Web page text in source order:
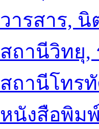
วารสาร, นิ
สถานีวิทยุ,
สถานีโทร
หนังสือพิมพ์